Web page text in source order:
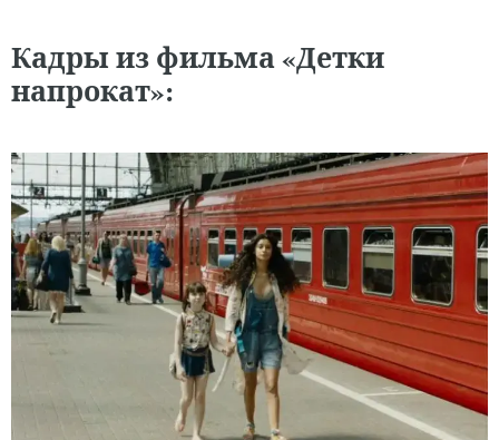
Кадры из фильма «Детки
напрокат»: